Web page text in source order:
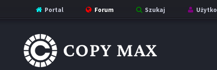
Portal Forum Szukaj